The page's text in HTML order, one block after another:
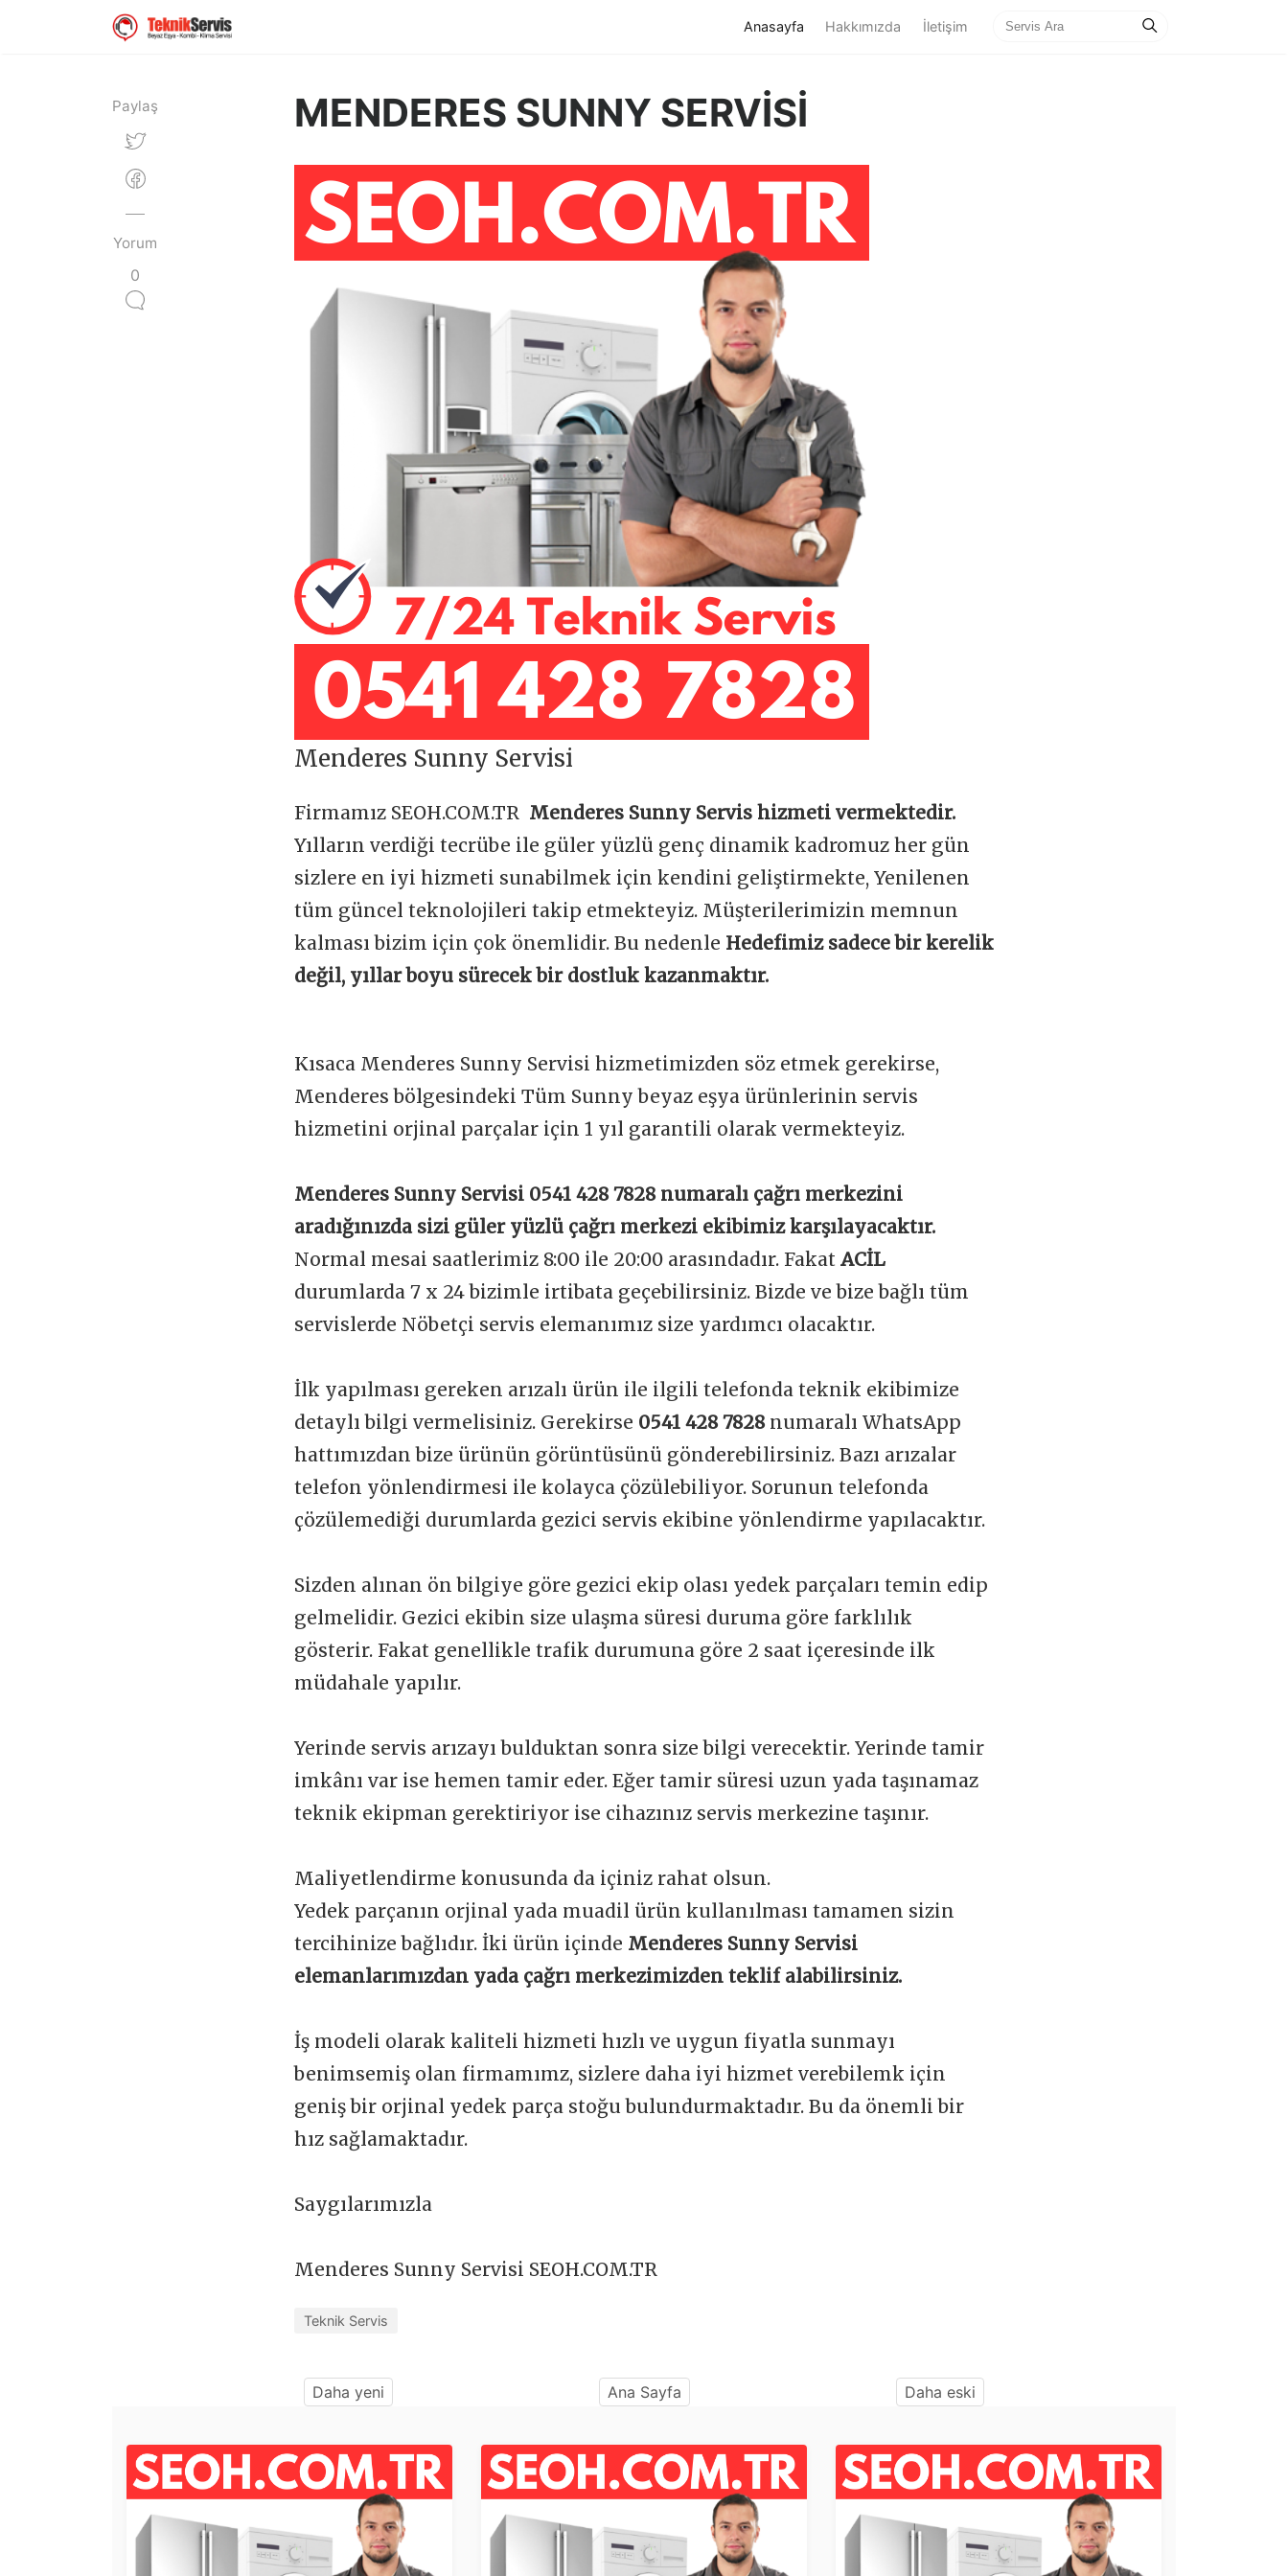
Anasayfa (current)
Hakkımızda İletişim
Paylaş
Yorum
0
MENDERES SUNNY SERVİSİ
Menderes Sunny Servisi
Firmamız SEOH.COM.TR Menderes Sunny Servis hizmeti vermektedir.
Yılların verdiği tecrübe ile güler yüzlü genç dinamik kadromuz her gün
sizlere en iyi hizmeti sunabilmek için kendini geliştirmekte, Yenilenen
tüm güncel teknolojileri takip etmekteyiz. Müşterilerimizin memnun
kalması bizim için çok önemlidir. Bu nedenle Hedefimiz sadece bir kerelik
değil, yıllar boyu sürecek bir dostluk kazanmaktır.
Kısaca Menderes Sunny Servisi hizmetimizden söz etmek gerekirse,
Menderes bölgesindeki Tüm Sunny beyaz eşya ürünlerinin servis
hizmetini orjinal parçalar için 1 yıl garantili olarak vermekteyiz.
Menderes Sunny Servisi 0541 428 7828 numaralı çağrı merkezini
aradığınızda sizi güler yüzlü çağrı merkezi ekibimiz karşılayacaktır.
Normal mesai saatlerimiz 8:00 ile 20:00 arasındadır. Fakat ACİL
durumlarda 7 x 24 bizimle irtibata geçebilirsiniz. Bizde ve bize bağlı tüm
servislerde Nöbetçi servis elemanımız size yardımcı olacaktır.
İlk yapılması gereken arızalı ürün ile ilgili telefonda teknik ekibimize
detaylı bilgi vermelisiniz. Gerekirse 0541 428 7828 numaralı WhatsApp
hattımızdan bize ürünün görüntüsünü gönderebilirsiniz. Bazı arızalar
telefon yönlendirmesi ile kolayca çözülebiliyor. Sorunun telefonda
çözülemediği durumlarda gezici servis ekibine yönlendirme yapılacaktır.
Sizden alınan ön bilgiye göre gezici ekip olası yedek parçaları temin edip
gelmelidir. Gezici ekibin size ulaşma süresi duruma göre farklılık
gösterir. Fakat genellikle trafik durumuna göre 2 saat içeresinde ilk
müdahale yapılır.
Yerinde servis arızayı bulduktan sonra size bilgi verecektir. Yerinde tamir
imkânı var ise hemen tamir eder. Eğer tamir süresi uzun yada taşınamaz
teknik ekipman gerektiriyor ise cihazınız servis merkezine taşınır.
Maliyetlendirme konusunda da içiniz rahat olsun.
Yedek parçanın orjinal yada muadil ürün kullanılması tamamen sizin
tercihinize bağlıdır. İki ürün içinde Menderes Sunny Servisi
elemanlarımızdan yada çağrı merkezimizden teklif alabilirsiniz.
İş modeli olarak kaliteli hizmeti hızlı ve uygun fiyatla sunmayı
benimsemiş olan firmamımz, sizlere daha iyi hizmet verebilemk için
geniş bir orjinal yedek parça stoğu bulundurmaktadır. Bu da önemli bir
hız sağlamaktadır.
Saygılarımızla
Menderes Sunny Servisi SEOH.COM.TR
Teknik Servis
Daha yeni Ana Sayfa Daha eski